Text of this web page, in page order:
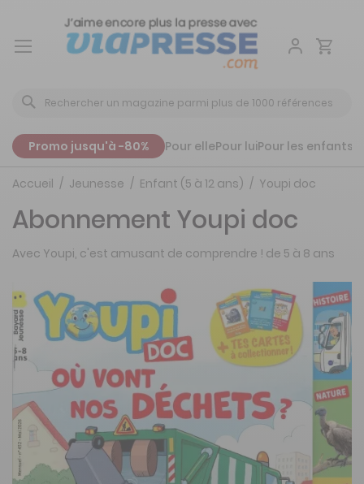
Aller
Promo jusqu'à -80% Pour ellePour luiPour les enfants
Accueil Jeunesse Enfant (5 à 12 ans) Youpi doc
Abonnement Youpi doc
Avec Youpi, c'est amusant de comprendre ! de 5 à 8 ans